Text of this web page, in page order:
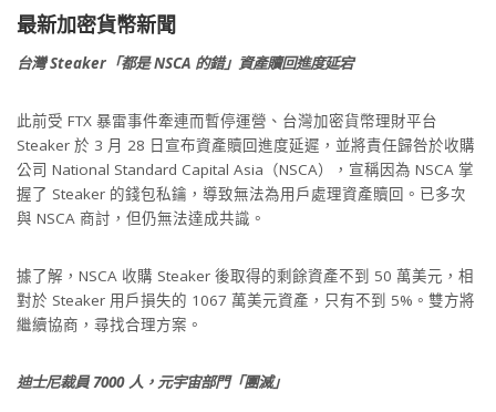
最新加密貨幣新聞
台灣 Steaker「都是 NSCA 的錯」資產贖回進度延宕
此前受 FTX 暴雷事件牽連而暫停運營、台灣加密貨幣理財平台
Steaker 於 3 月 28 日宣布資產贖回進度延遲，並將責任歸咎於收購
公司 National Standard Capital Asia（NSCA），宣稱因為 NSCA 掌
握了 Steaker 的錢包私鑰，導致無法為用戶處理資產贖回。已多次
與 NSCA 商討，但仍無法達成共識。
據了解，NSCA 收購 Steaker 後取得的剩餘資產不到 50 萬美元，相
對於 Steaker 用戶損失的 1067 萬美元資產，只有不到 5%。雙方將
繼續協商，尋找合理方案。
迪士尼裁員 7000 人，元宇宙部門「團滅」